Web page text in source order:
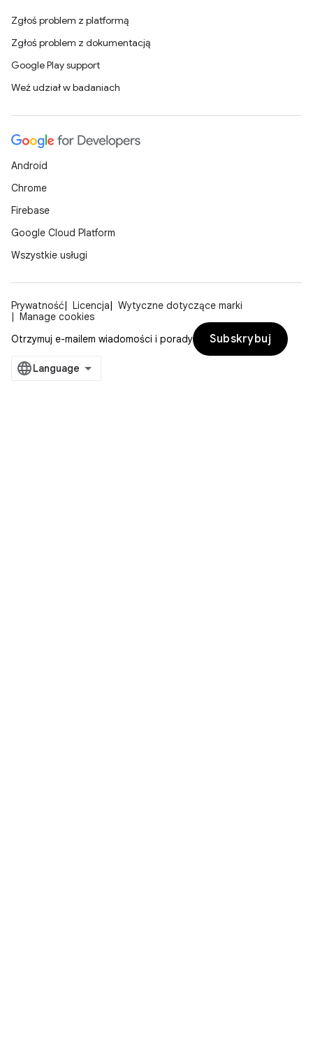
Zgłoś problem z platformą
Zgłoś problem z dokumentacją
Google Play support
Weź udział w badaniach
Android
Chrome
Firebase
Google Cloud Platform
Wszystkie usługi
Prywatność Licencja
Wytyczne dotyczące marki
Manage cookies
Otrzymuj e-mailem wiadomości i porady
Subskrybuj